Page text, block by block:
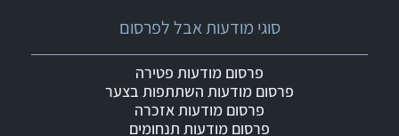
סוגי מודעות אבל לפרסום
פרסום מודעות פטירה
פרסום מודעות השתתפות בצער
פרסום מודעות אזכרה
פרסום מודעות תנחומים